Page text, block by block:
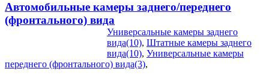
Автомобильные камеры заднего/переднего
(фронтального) вида
Универсальные камеры заднего
вида(10), Штатные камеры заднего
вида(10), Универсальные камеры
переднего (фронтального) вида(3),